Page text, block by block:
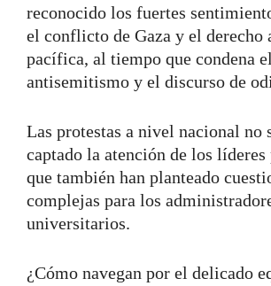
reconocido los fuertes
el conflicto de Gaza y el derecho
pacífica, al tiempo que condena el
antisemitismo y el discurso de
Las protestas a nivel nacional no
captado la atención de los
que también han planteado
complejas para los
universitarios.
¿Cómo navegan por el delicado